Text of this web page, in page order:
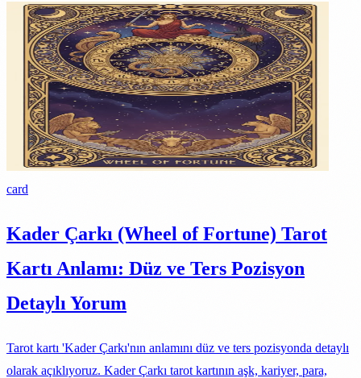
card
Kader Çarkı (Wheel of Fortune) Tarot
Kartı Anlamı: Düz ve Ters Pozisyon
Detaylı Yorum
Tarot kartı 'Kader Çarkı'nın anlamını düz ve ters pozisyonda detaylı
olarak açıklıyoruz. Kader Çarkı tarot kartının aşk, kariyer, para,